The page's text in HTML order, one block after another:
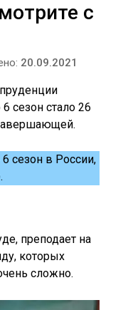
с
20.09.2021
сезон стало 26
сезон в России,
преподает на
которых
сложно.